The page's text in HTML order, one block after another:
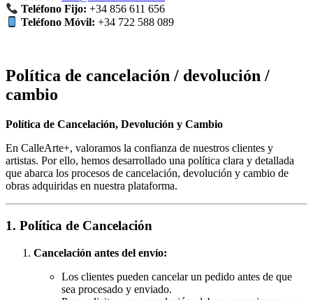
Teléfono Fijo: +34 856 611 656
Teléfono Móvil: +34 722 588 089
Política de cancelación / devolución /
cambio
Política de Cancelación, Devolución y Cambio
En CalleArte+, valoramos la confianza de nuestros clientes y
artistas. Por ello, hemos desarrollado una política clara y detallada
que abarca los procesos de cancelación, devolución y cambio de
obras adquiridas en nuestra plataforma.
1. Política de Cancelación
Cancelación antes del envío:
Los clientes pueden cancelar un pedido antes de que
sea procesado y enviado.